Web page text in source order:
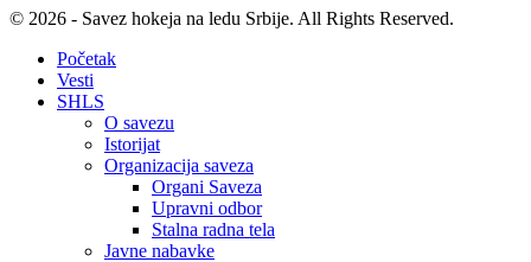
© 2026 - Savez hokeja na ledu Srbije. All Rights Reserved.
Početak
Vesti
SHLS
O savezu
Istorijat
Organizacija saveza
Organi Saveza
Upravni odbor
Stalna radna tela
Javne nabavke